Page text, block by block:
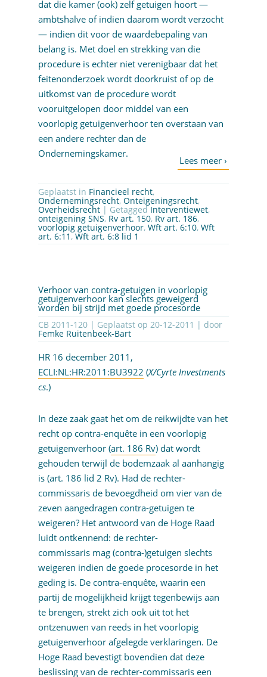
dat die kamer (ook) zelf getuigen hoort —
ambtshalve of indien daarom wordt verzocht
— indien dit voor de waardebepaling van
belang is. Met doel en strekking van die
procedure is echter niet verenigbaar dat het
feitenonderzoek wordt doorkruist of op de
uitkomst van de procedure wordt
vooruitgelopen door middel van een
voorlopig getuigenverhoor ten overstaan van
een andere rechter dan de
Ondernemingskamer.
Geplaatst in Financieel recht,
Ondernemingsrecht, Onteigeningsrecht,
Overheidsrecht | Getagged Interventiewet,
onteigening SNS, Rv art. 150, Rv art. 186,
voorlopig getuigenverhoor, Wft art. 6:10, Wft
art. 6:11 , Wft art. 6:8 lid 1
Verhoor van contra-getuigen in voorlopig
getuigenverhoor kan slechts geweigerd
worden bij strijd met goede procesorde
CB 2011-120 | Geplaatst op 20-12-2011 | door
Femke Ruitenbeek-Bart
HR 16 december 2011,
ECLI:NL:HR:2011:BU3922 (X/Cyrte Investments
cs.)
In deze zaak gaat het om de reikwijdte van het
recht op contra-enquête in een voorlopig
getuigenverhoor (art. 186 Rv) dat wordt
gehouden terwijl de bodemzaak al aanhangig
is (art. 186 lid 2 Rv). Had de rechter-
commissaris de bevoegdheid om vier van de
zeven aangedragen contra-getuigen te
weigeren? Het antwoord van de Hoge Raad
luidt ontkennend: de rechter-
commissaris mag (contra-)getuigen slechts
weigeren indien de goede procesorde in het
geding is. De contra-enquête, waarin een
partij de mogelijkheid krijgt tegenbewijs aan
te brengen, strekt zich ook uit tot het
ontzenuwen van reeds in het voorlopig
getuigenverhoor afgelegde verklaringen. De
Hoge Raad bevestigt bovendien dat deze
beslissing van de rechter-commissaris een